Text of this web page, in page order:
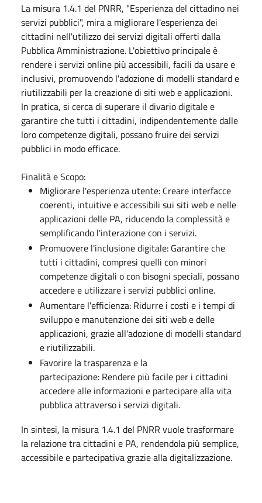
La misura 1.4.1 del PNRR, "Esperienza del cittadino nei
servizi pubblici", mira a migliorare l'esperienza dei
cittadini nell'utilizzo dei servizi digitali offerti dalla
Pubblica Amministrazione. L'obiettivo principale è
rendere i servizi online più accessibili, facili da usare e
inclusivi, promuovendo l'adozione di modelli standard e
riutilizzabili per la creazione di siti web e applicazioni.
In pratica, si cerca di superare il divario digitale e
garantire che tutti i cittadini, indipendentemente dalle
loro competenze digitali, possano fruire dei servizi
pubblici in modo efficace.
Finalità e Scopo:
Migliorare l'esperienza utente: Creare interfacce
coerenti, intuitive e accessibili sui siti web e nelle
applicazioni delle PA, riducendo la complessità e
semplificando l'interazione con i servizi.
Promuovere l'inclusione digitale: Garantire che
tutti i cittadini, compresi quelli con minori
competenze digitali o con bisogni speciali, possano
accedere e utilizzare i servizi pubblici online.
Aumentare l'efficienza: Ridurre i costi e i tempi di
sviluppo e manutenzione dei siti web e delle
applicazioni, grazie all'adozione di modelli standard
e riutilizzabili.
Favorire la trasparenza e la
partecipazione: Rendere più facile per i cittadini
accedere alle informazioni e partecipare alla vita
pubblica attraverso i servizi digitali.
In sintesi, la misura 1.4.1 del PNRR vuole trasformare
la relazione tra cittadini e PA, rendendola più semplice,
accessibile e partecipativa grazie alla digitalizzazione.